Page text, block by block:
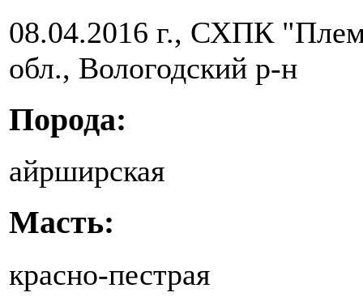
08.04.2016 г., СХПК
обл., Вологодский р-н
Порода:
айрширская
Масть:
красно-пестрая